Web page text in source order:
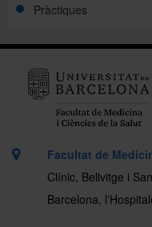
Pràctiques
Facultat de
Clínic, Bellvitge i
Barcelona,